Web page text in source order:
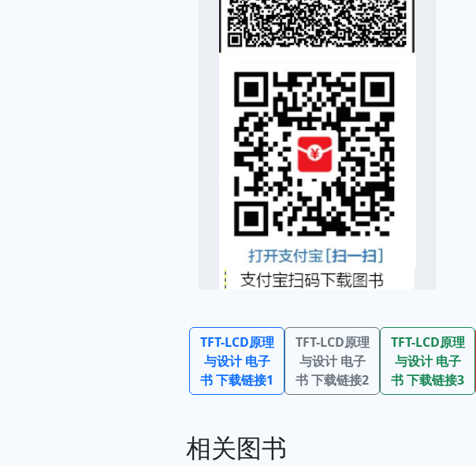
TFT-LCD原理
与设计 电子
书 下载链接1
TFT-LCD原理
与设计 电子
书 下载链接2
TFT-LCD原理
与设计 电子
书 下载链接3
相关图书